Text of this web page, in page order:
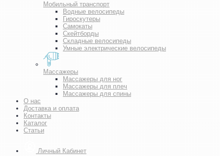
Мобильный транспорт
Водные велосипеды
Гироскутеры
Самокаты
Скейтборды
Складные велосипеды
Умные электрические велосипеды
Массажеры
Массажеры для ног
Массажеры для плеч
Массажеры для спины
О нас
Доставка и оплата
Контакты
Каталог
Статьи
Личный Кабинет